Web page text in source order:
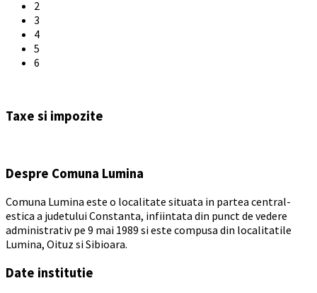
2
3
4
5
6
calendar
Taxe si impozite
Despre Comuna Lumina
Comuna Lumina este o localitate situata in partea central-
estica a judetului Constanta, infiintata din punct de vedere
administrativ pe 9 mai 1989 si este compusa din localitatile
Lumina, Oituz si Sibioara.
Date institutie